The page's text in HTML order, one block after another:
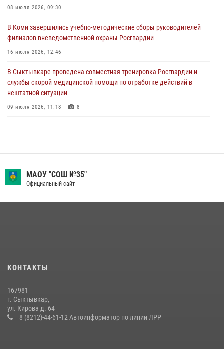
Дня Крещения Руси и Дня святого равноапостольного князя
28 июля 2026, 13:32 8
В Коми за неделю росгвардейцами выявлено более 10
деятельности
26 июля 2026, 06:48
08 июля 2026, 09:30
В Коми завершились учебно-методические сборы руководителей
филиалов вневедомственной охраны Росгвардии
16 июля 2026, 12:46
В Сыктывкаре проведена совместная тренировка Росгвардии и
службы скорой медицинской помощи по отработке действий в
нештатной ситуации
09 июля 2026, 11:18 8
В Коми росгвардейцы поздравили с юбилеем директора филиала
ВГТРК «Коми Гор» Юлию Чубову
покупателя
В Сыктывкаре состоялась торжественная присяга для
военнослужащих по призыву в Центре подготовки личного состава
МАОУ "СОШ №35"
Официальный сайт
КОНТАКТЫ
167981
г. Сыктывкар,
ул. Кирова д. 64
8 (8212)-44-61-12 Автоинформатор по линии ЛРР